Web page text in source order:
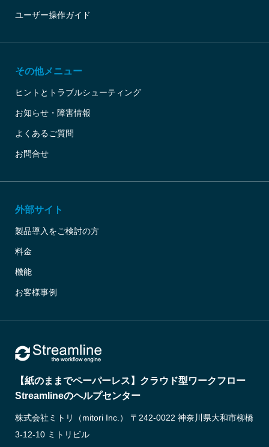
ユーザー操作ガイド
その他メニュー
ヒントとトラブルシューティング
お知らせ・障害情報
よくあるご質問
お問合せ
外部サイト
製品導入をご検討の方
料金
機能
お客様事例
【紙のままでペーパーレス】クラウド型ワークフロー
Streamlineのヘルプセンター
株式会社ミトリ（mitori Inc.） 〒242-0022 神奈川県大和市柳橋
3-12-10 ミトリビル